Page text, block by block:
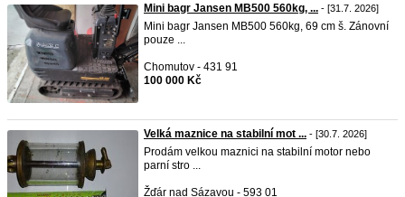
Mini bagr Jansen MB500 560kg, ... - [31.7. 2026]
Mini bagr Jansen MB500 560kg, 69 cm š. Zánovní
pouze ...
Chomutov - 431 91
100 000 Kč
Velká maznice na stabilní mot ... - [30.7. 2026]
Prodám velkou maznici na stabilní motor nebo
parní stro ...
Žďár nad Sázavou - 593 01